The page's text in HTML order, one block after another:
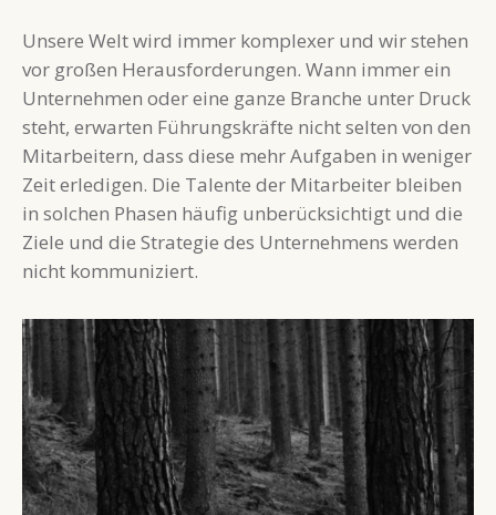
Unsere Welt wird immer komplexer und wir stehen
vor großen Herausforderungen. Wann immer ein
Unternehmen oder eine ganze Branche unter Druck
steht, erwarten Führungskräfte nicht selten von den
Mitarbeitern, dass diese mehr Aufgaben in weniger
Zeit erledigen. Die Talente der Mitarbeiter bleiben
in solchen Phasen häufig unberücksichtigt und die
Ziele und die Strategie des Unternehmens werden
nicht kommuniziert.